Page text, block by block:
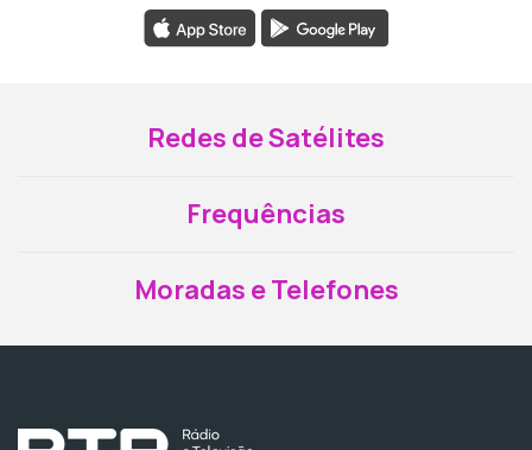
Redes de Satélites
Frequências
Moradas e Telefones